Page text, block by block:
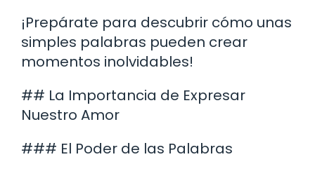
¡Prepárate para descubrir cómo unas
simples palabras pueden crear
momentos inolvidables!
## La Importancia de Expresar
Nuestro Amor
### El Poder de las Palabras